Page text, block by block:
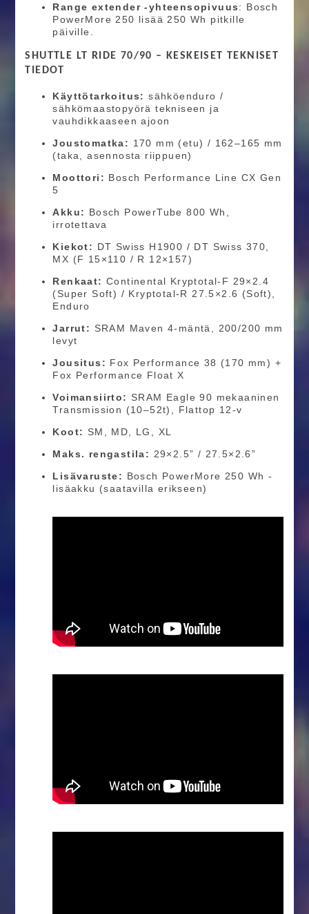
Range extender -yhteensopivuus: Bosch
PowerMore 250 lisää 250 Wh pitkille
päiville.
SHUTTLE LT RIDE 70/90 – KESKEISET TEKNISET
TIEDOT
Käyttötarkoitus: sähköenduro /
sähkömaastopyörä tekniseen ja
vauhdikkaaseen ajoon
Joustomatka: 170 mm (etu) / 162–165 mm
(taka, asennosta riippuen)
Moottori: Bosch Performance Line CX Gen
5
Akku: Bosch PowerTube 800 Wh,
irrotettava
Kiekot: DT Swiss H1900 / DT Swiss 370,
MX (F 15×110 / R 12×157)
Renkaat: Continental Kryptotal-F 29×2.4
(Super Soft) / Kryptotal-R 27.5×2.6 (Soft),
Enduro
Jarrut: SRAM Maven 4-mäntä, 200/200 mm
levyt
Jousitus: Fox Performance 38 (170 mm) +
Fox Performance Float X
Voimansiirto: SRAM Eagle 90 mekaaninen
Transmission (10–52t), Flattop 12-v
Koot: SM, MD, LG, XL
Maks. rengastila: 29×2.5” / 27.5×2.6”
Lisävaruste: Bosch PowerMore 250 Wh -
lisäakku (saatavilla erikseen)